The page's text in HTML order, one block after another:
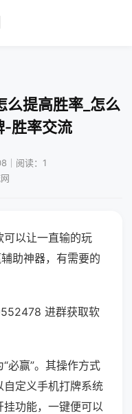
么提高胜率_怎么
-胜率交流
｜阅读：1
以让一直输的玩
助神器，有需要的
进群获取软
必赢”。其操作方式
定义手机打牌系统
功能，一键便可以